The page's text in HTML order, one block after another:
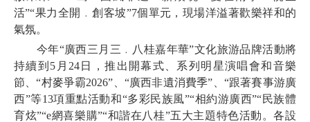
活”“果力全開﹒創客坡”7個單元，現場洋溢著歡樂祥和的
氣氛。
今年“廣西三月三﹒八桂嘉年華”文化旅游品牌活動將
持續到5月24日，推出開幕式、系列明星演唱會和音樂
節、“村麥爭霸2026”、“廣西非遺消費季”、“跟著賽事游廣
西”等13項重點活動和“多彩民族風”“相約游廣西”“民族體
育炫”“e網喜樂購”“和諧在八桂”五大主題特色活動。各設